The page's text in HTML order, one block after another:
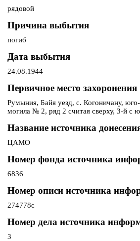
рядовой
Причина выбытия
погиб
Дата выбытия
24.08.1944
Первичное место захоронения
Румыния, Байя уезд, с. Когоничану,
могила № 2, ряд 2 считая сверху, 3-й с
Название источника
ЦАМО
Номер фонда источника
6836
Номер описи источника
274778с
Номер дела источника
3